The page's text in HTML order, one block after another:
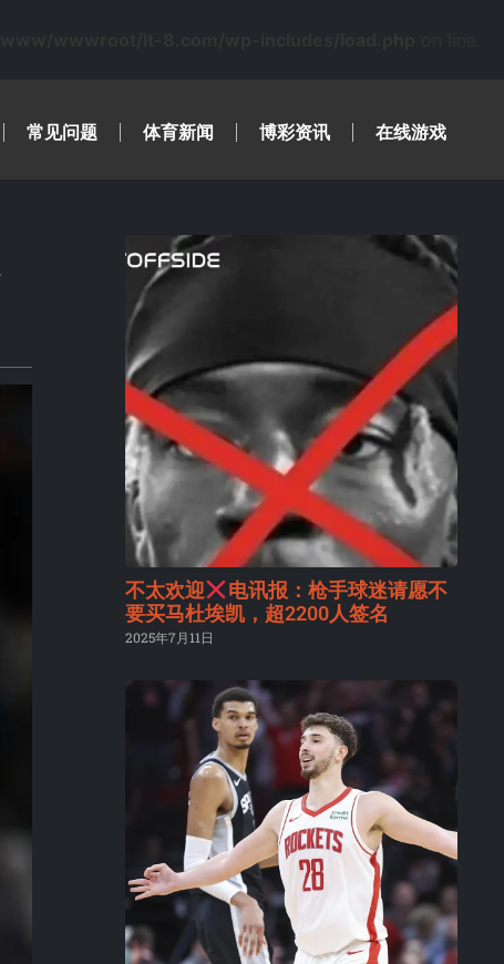
常见问题 体育新闻 博彩资讯 在线游戏
不太欢迎
电讯报：枪手球迷请愿不
要买马杜埃凯，超2200人签名
2025年7月11日